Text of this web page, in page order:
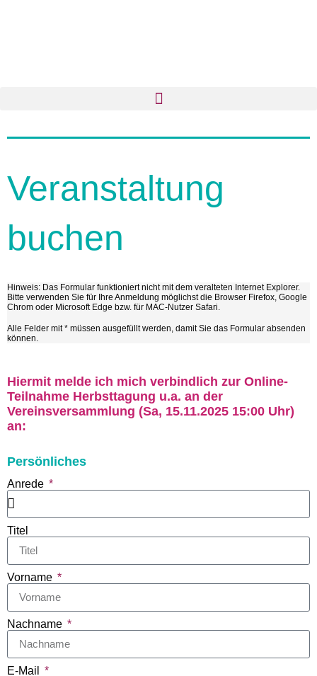
Veranstaltung
buchen
Hinweis: Das Formular funktioniert nicht mit dem veralteten Internet Explorer.
Bitte verwenden Sie für Ihre Anmeldung möglichst die Browser Firefox, Google
Chrom oder Microsoft Edge bzw. für MAC-Nutzer Safari.
Alle Felder mit * müssen ausgefüllt werden, damit Sie das Formular absenden
können.
Hiermit melde ich mich verbindlich zur Online-
Teilnahme Herbsttagung u.a. an der
Vereinsversammlung (Sa, 15.11.2025 15:00 Uhr)
an:
Persönliches
Anrede
Titel
Vorname
Nachname
E-Mail